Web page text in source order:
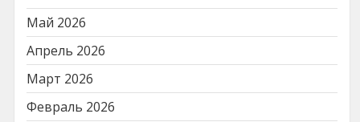
Май 2026
Апрель 2026
Март 2026
Февраль 2026